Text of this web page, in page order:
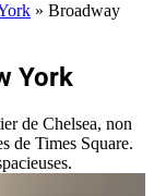
» Broadway
York
de Chelsea, non
de Times Square.